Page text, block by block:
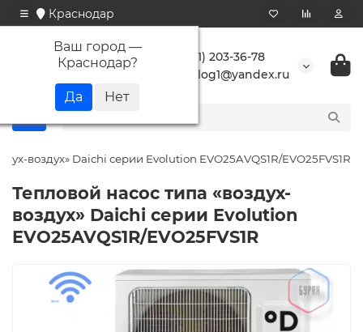
Краснодар
Ваш город —
Краснодар?
+7 (861) 203-36-78
buranlog1@yandex.ru
воздух» Daichi серии Evolution EVO25AVQS1R/EVO25FVS1R
Тепловой насос типа «воздух-
воздух» Daichi серии Evolution
EVO25AVQS1R/EVO25FVS1R